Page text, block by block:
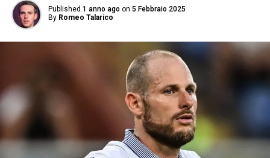
Published 1 anno ago on 5 Febbraio 2025
By Romeo Talarico